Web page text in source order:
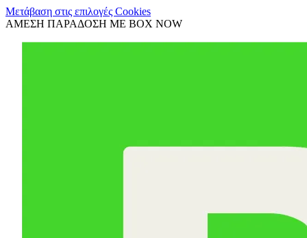
Μετάβαση στις επιλογές Cookies
ΑΜΕΣΗ ΠΑΡΑΔΟΣΗ ΜΕ BOX NOW